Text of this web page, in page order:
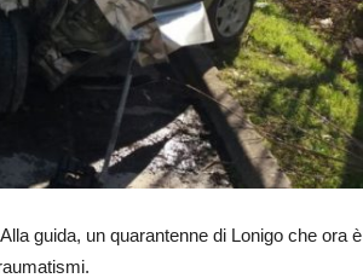
guida, un quarantenne di Lonigo che ora è